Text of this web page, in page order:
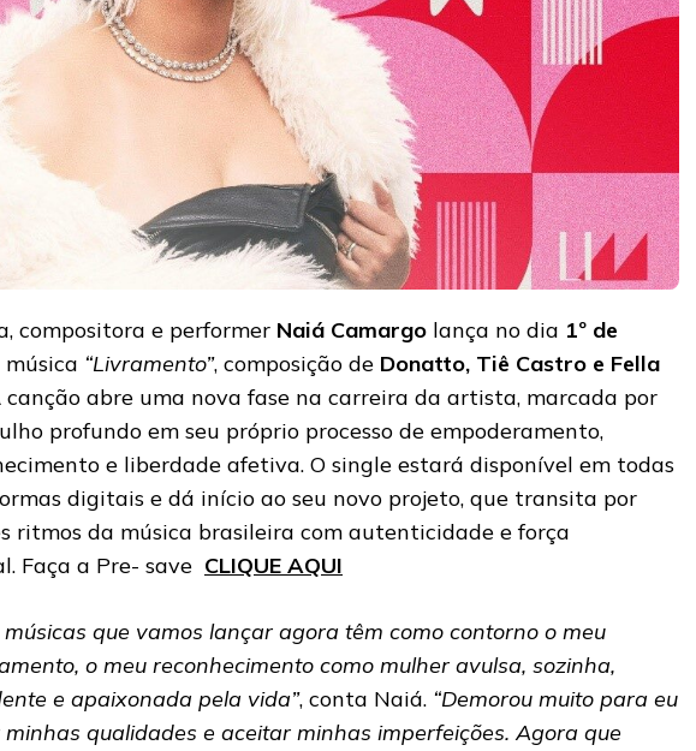
compositora e performer Naiá Camargo lança no dia 1º de
música “Livramento”, composição de Donatto, Tiê Castro e Fella
canção abre uma nova fase na carreira da artista, marcada por
profundo em seu próprio processo de empoderamento,
e liberdade afetiva. O single estará disponível em todas
digitais e dá início ao seu novo projeto, que transita por
ritmos da música brasileira com autenticidade e força
Faça a Pre- save CLIQUE AQUI
músicas que vamos lançar agora têm como contorno o meu
o meu reconhecimento como mulher avulsa, sozinha,
e apaixonada pela vida”, conta Naiá. “Demorou muito para eu
qualidades e aceitar minhas imperfeições. Agora que